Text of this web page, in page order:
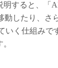
すると、「
動したり、
いく仕組みで